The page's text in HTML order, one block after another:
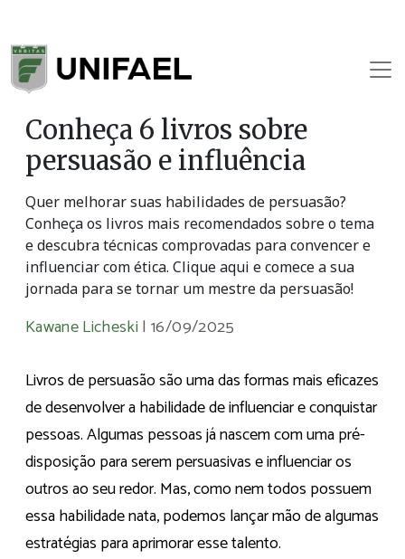
Conheça 6 livros sobre
persuasão e influência
Quer melhorar suas habilidades de persuasão?
Conheça os livros mais recomendados sobre o tema
e descubra técnicas comprovadas para convencer e
influenciar com ética. Clique aqui e comece a sua
jornada para se tornar um mestre da persuasão!
Kawane Licheski |16/09/2025
Livros de persuasão são uma das formas mais eficazes
de desenvolver a habilidade de influenciar e conquistar
pessoas. Algumas pessoas já nascem com uma pré-
disposição para serem persuasivas e influenciar os
outros ao seu redor. Mas, como nem todos possuem
essa habilidade nata, podemos lançar mão de algumas
estratégias para aprimorar esse talento.